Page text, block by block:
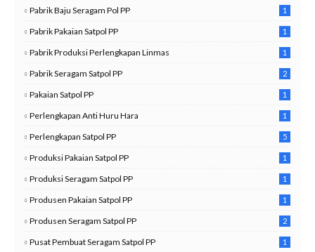
Pabrik Baju Seragam Pol PP 1
Pabrik Pakaian Satpol PP 1
Pabrik Produksi Perlengkapan Linmas 1
Pabrik Seragam Satpol PP 2
Pakaian Satpol PP
1
Perlengkapan Anti Huru Hara 1
Perlengkapan Satpol PP 5
Produksi Pakaian Satpol PP 1
Produksi Seragam Satpol PP 1
Produsen Pakaian Satpol PP 1
Produsen Seragam Satpol PP 2
Pusat Pembuat Seragam Satpol PP 1